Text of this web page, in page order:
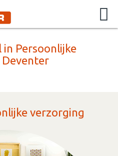
Persoonlijke
verzorging